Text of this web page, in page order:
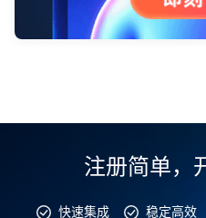
注册简单，
快速集成 稳定高效